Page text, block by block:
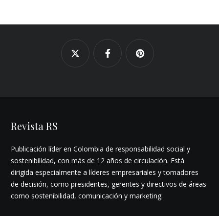
Revista RS
Publicación líder en Colombia de responsabilidad social y
sostenibilidad, con más de 12 años de circulación. Está
dirigida especialmente a líderes empresariales y tomadores
de decisión, como presidentes, gerentes y directivos de áreas
como sostenibilidad, comunicación y marketing.